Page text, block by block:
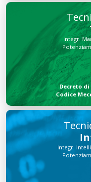
Integr.
Decreto di
Codice
Integr.